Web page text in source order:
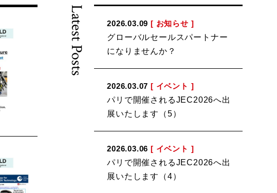
Latest Posts 2026.03.09 [ お知らせ ]
グローバルセールスパートナー
になりませんか？
2026.03.07 [ イベント ]
パリで開催されるJEC2026へ出
展いたします（5）
2026.03.06 [ イベント ]
パリで開催されるJEC2026へ出
展いたします（4）